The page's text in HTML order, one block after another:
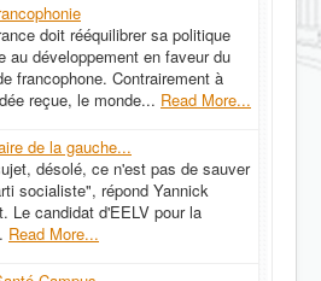
doit rééquilibrer sa politique
au développement en faveur du
francophone. Contrairement à
reçue, le monde... Read More...
de la gauche...
désolé, ce n'est pas de sauver
socialiste", répond Yannick
Le candidat d'EELV pour la
Read More...